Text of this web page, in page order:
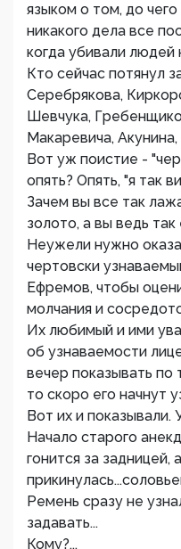
языком о том, до
никакого дела все
когда убивали людей
Кто сейчас потянул
Серебрякова,
Шевчука,
Макаревича,
Вот уж поистие -
опять? Опять, "я так
Зачем вы все так
золото, а вы ведь
Неужели нужно
чертовски
Ефремов, чтобы
молчания и
Их любимый и ими
об узнаваемости
вечер показывать
то скоро его начнут
Вот их и показывали.
Начало старого
гонится за задницей,
Ремень сразу не
задавать...
Кому?...